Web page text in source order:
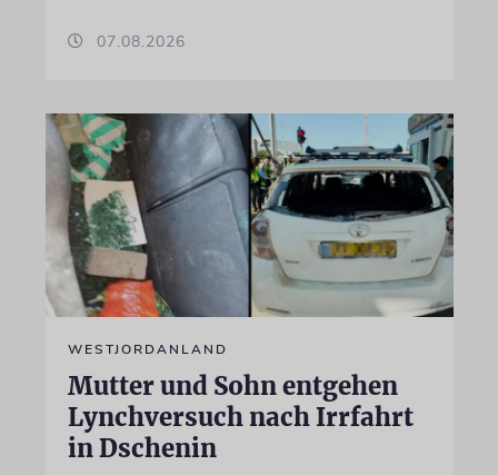
07.08.2026
WESTJORDANLAND
Mutter und Sohn entgehen
Lynchversuch nach Irrfahrt
in Dschenin